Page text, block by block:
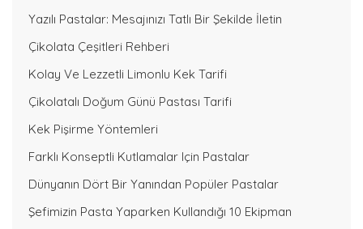
Yazılı Pastalar: Mesajınızı Tatlı Bir Şekilde İletin
Çikolata Çeşitleri Rehberi
Kolay Ve Lezzetli Limonlu Kek Tarifi
Çikolatalı Doğum Günü Pastası Tarifi
Kek Pişirme Yöntemleri
Farklı Konseptli Kutlamalar Için Pastalar
Dünyanın Dört Bir Yanından Popüler Pastalar
Şefimizin Pasta Yaparken Kullandığı 10 Ekipman